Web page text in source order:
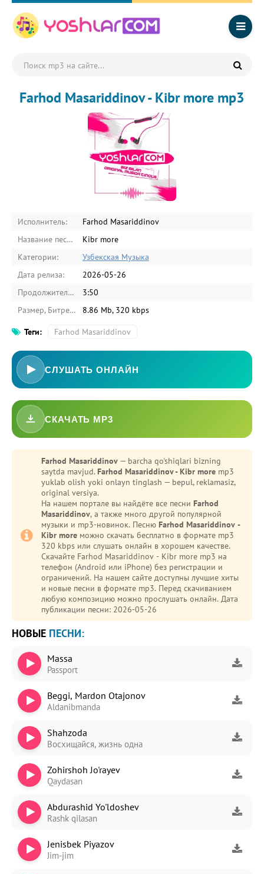
Farhod Masariddinov - Kibr more mp3
Исполнитель:
Farhod Masariddinov
Название песни:
Kibr more
Категории:
Узбекская Музыка
Дата релиза:
2026-05-26
Продолжительность:
3:50
Размер, Битрейт:
8.86 Mb, 320 kbps
Теги: Farhod Masariddinov
СЛУШАТЬ ОНЛАЙН
СКАЧАТЬ MP3
Farhod Masariddinov — barcha qo'shiqlari bizning
saytda mavjud. Farhod Masariddinov - Kibr more mp3
yuklab olish yoki onlayn tinglash — bepul, reklamasiz,
original versiya.
На нашем портале вы найдёте все песни Farhod
Masariddinov, а также много другой популярной
музыки и mp3-новинок. Песню Farhod Masariddinov -
Kibr more можно скачать бесплатно в формате mp3
320 kbps или слушать онлайн в хорошем качестве.
Скачайте Farhod Masariddinov - Kibr more mp3 на
телефон (Android или iPhone) без регистрации и
ограничений. На нашем сайте доступны лучшие хиты
и новые песни в формате mp3. Перед скачиванием
любую композицию можно прослушать онлайн. Дата
публикации песни: 2026-05-26
НОВЫЕ ПЕСНИ:
Massa
Passport
Beggi, Mardon Otajonov
Aldanibmanda
Shahzoda
Восхищайся, жизнь одна
Zohirshoh Jo'rayev
Qaydasan
Abdurashid Yo'ldoshev
Rashk qilasan
Jenisbek Piyazov
Jim-jim
Bezori
Oshiq edim